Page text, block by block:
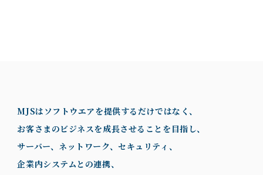
MJSはソフトウエアを提供するだけではなく、
お客さまのビジネスを成長させることを目指し、
サーバー、ネットワーク、セキュリティ、
企業内システムとの連携、